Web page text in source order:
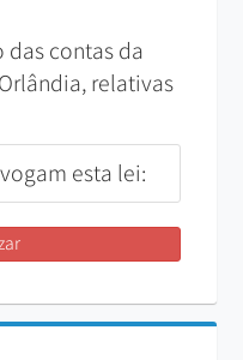
das contas da
relativas
esta lei: